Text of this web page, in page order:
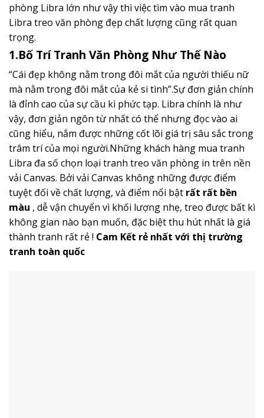
phòng Libra lớn như vậy thì việc tìm vào mua tranh
Libra treo văn phòng đẹp chất lượng cũng rất quan
trọng.
1.Bố Trí Tranh Văn Phòng Như Thế Nào
“Cái đẹp không nằm trong đôi mắt của người thiếu nữ
mà nằm trong đôi mắt của kẻ si tình”.Sự đơn giản chính
là đỉnh cao của sự cầu kì phức tạp. Libra chính là như
vậy, đơn giản ngôn từ nhất có thể nhưng đọc vào ai
cũng hiểu, nắm được những cốt lõi giá trị sâu sắc trong
trâm trí của mọi người.Những khách hàng mua tranh
Libra đa số chọn loại tranh treo văn phòng in trên nền
vải Canvas. Bởi vải Canvas không những được điểm
tuyệt đối về chất lượng, và điểm nổi bật rất rất bền
màu , dễ vận chuyển vì khối lượng nhẹ, treo được bất kì
không gian nào bạn muốn, đặc biệt thu hút nhất là giá
thành tranh rất rẻ ! Cam Kết rẻ nhất với thị trường
tranh toàn quốc